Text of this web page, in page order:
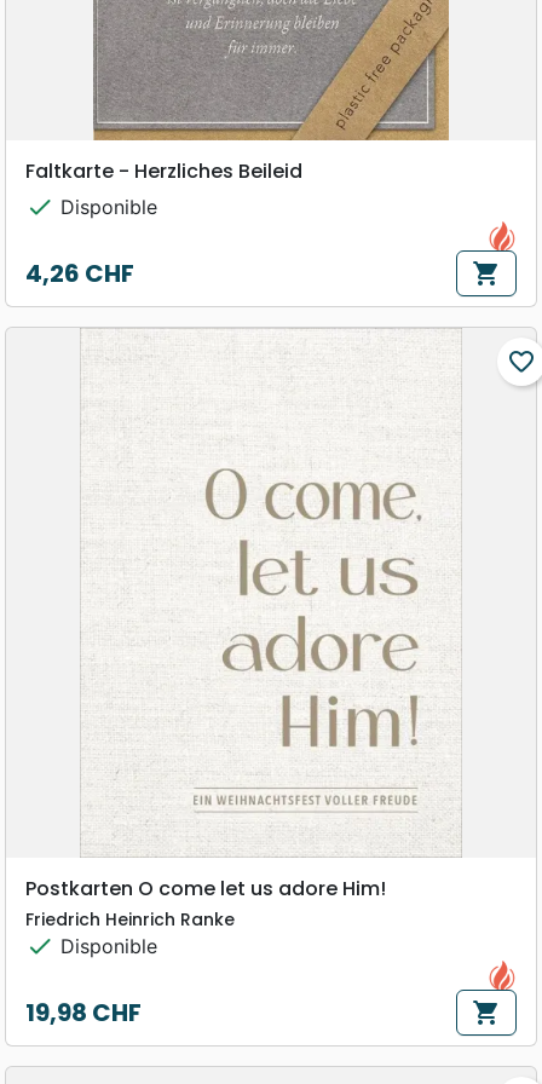
Faltkarte - Herzliches Beileid
check Disponible
Prix
4,26 CHF shopping_cart
favorite_border
Postkarten O come let us adore Him!
Friedrich Heinrich Ranke
check Disponible
Prix
19,98 CHF shopping_cart